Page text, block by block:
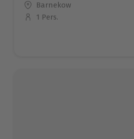
Standort
Barnekow
Anzahl der Teilnehmer
1 Pers.